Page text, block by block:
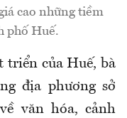
cao những tiềm
phố Huế.
triển của Huế, bà
địa phương sở
văn hóa, cảnh